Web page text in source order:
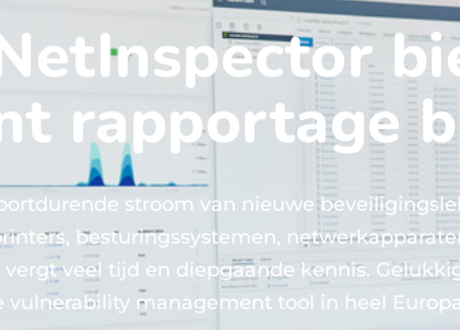
rapportage
stroom van nieuwe
besturingssystemen,
veel tijd en diepgaande kennis.
management tool in heel